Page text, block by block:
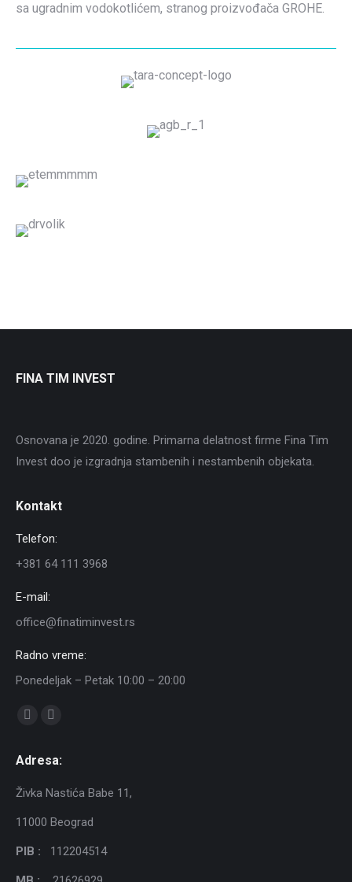
sa ugradnim vodokotlićem, stranog proizvođača GROHE.
FINA TIM INVEST
Osnovana je 2020. godine. Primarna delatnost firme Fina Tim
Invest doo je izgradnja stambenih i nestambenih objekata.
Kontakt
Telefon:
+381 64 111 3968
E-mail:
office@finatiminvest.rs
Radno vreme:
Ponedeljak – Petak 10:00 – 20:00
Find us on:
opens
in
window
opens
in
window
Adresa:
Živka Nastića Babe 11,
11000 Beograd
PIB : 112204514